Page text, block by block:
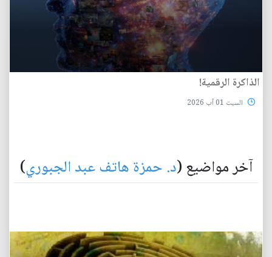
الذاكرة الرقمية!
السبت 01 آب 2026
آخر مواضيع (د. حمزة هاتف عبد الجبوري)